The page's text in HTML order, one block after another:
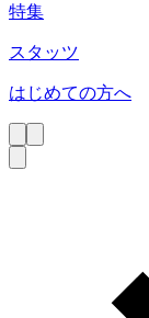
特集
スタッツ
はじめての方へ